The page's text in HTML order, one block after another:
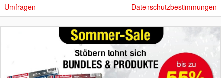
Umfragen Datenschutzbestimmungen